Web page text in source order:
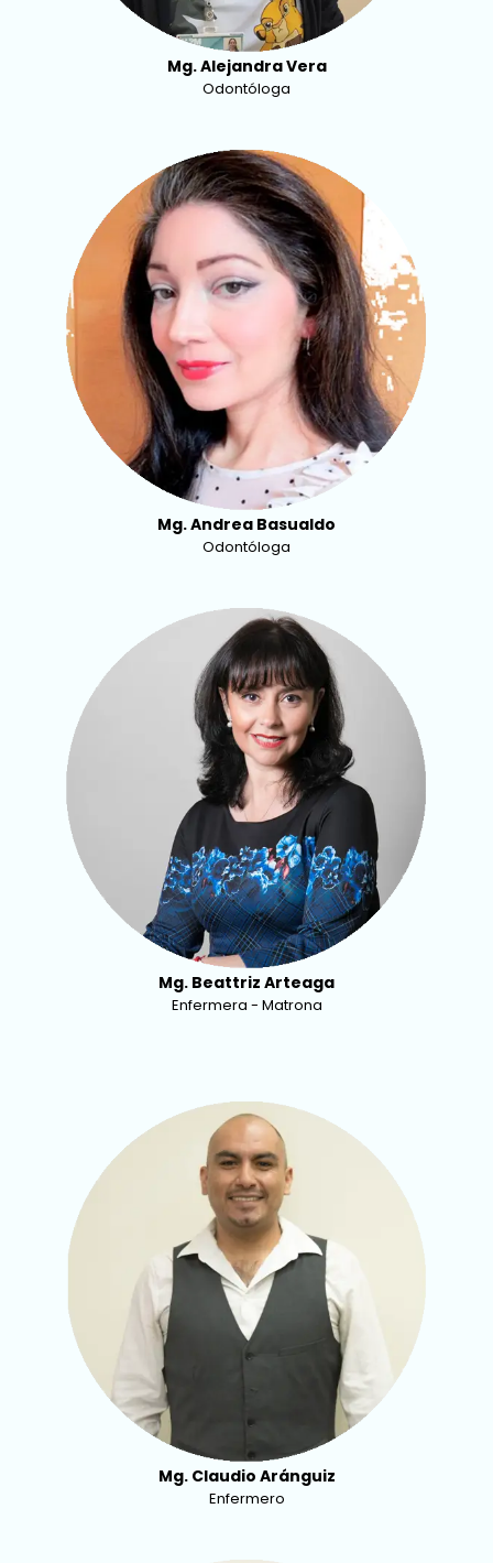
Mg. Alejandra Vera
Odontóloga
Mg. Andrea Basualdo
Odontóloga
Mg. Beattriz Arteaga
Enfermera - Matrona
Mg. Claudio Aránguiz
Enfermero